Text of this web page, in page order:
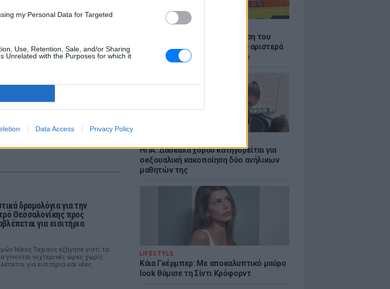
my Personal Data for Targeted
Use, Retention, Sale, and/or Sharing
Unrelated with the Purposes for which it
Data Access Privacy Policy
ΕΙΔΗΣΕΙΣ
Σέρρες: Συγκλονίζει η κατάθεση του
οδηγού – «Κοίταξα να στρίψω αριστερά
για να γλιτώσω, δεν πρόλαβα»
ΗΠΑ: Δασκάλα χορού κατηγορείται για
σeξουαλική κακοποίηση δύο ανήλικων
μαθητών της
LIFESTYLE
Κάια Γκέρμπερ: Με αποκαλυπτικό μαύρο
look θύμισε τη Σίντι Κρόφορντ
δρομολόγια για την
Θεσσαλονίκης προς
για εισιτήρια
Νίκος Ταχιάος εξήγησε γιατί τα
νυχτερινές ώρες χωρίς
για εισιτήρια και νέες